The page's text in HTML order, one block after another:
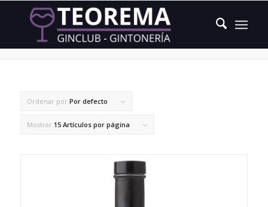
redondo
Ordenar por Por defecto
Mostrar 15 Artículos por página